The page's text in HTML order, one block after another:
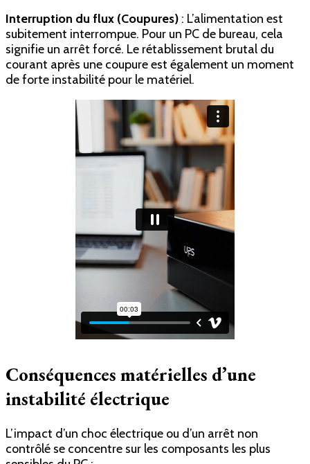
Interruption du flux (Coupures) : L’alimentation est
subitement interrompue. Pour un PC de bureau, cela
signifie un arrêt forcé. Le rétablissement brutal du
courant après une coupure est également un moment
de forte instabilité pour le matériel.
Conséquences matérielles d’une
instabilité électrique
L’impact d’un choc électrique ou d’un arrêt non
contrôlé se concentre sur les composants les plus